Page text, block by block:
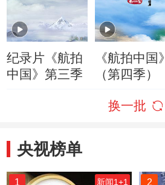
纪录片《航拍
中国》第三季
《航拍中国》
（第四季）
换一批
央视榜单
1 新闻1+1 2